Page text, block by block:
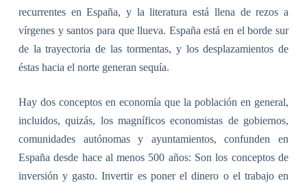
d
o
recurrentes en España, y la literatura está llena de rezos a
vírgenes y santos para que llueva. España está en el borde sur
de la trayectoria de las tormentas, y los desplazamientos de
éstas hacia el norte generan sequía.
Hay dos conceptos en economía que la población en general,
incluidos, quizás, los magníficos economistas de gobiernos,
comunidades autónomas y ayuntamientos, confunden en
España desde hace al menos 500 años: Son los conceptos de
inversión y gasto. Invertir es poner el dinero o el trabajo en